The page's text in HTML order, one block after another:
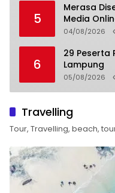
5
Merasa
Media
04/08/2026
6
29 Peserta PJJ
Lampung
05/08/2026
Travelling
Tour, Travelling, beach,